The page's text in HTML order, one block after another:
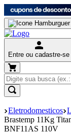
Entre ou cadastre-se
Eletrodomesticos
Brastemp 11Kg
BNF11AS 110V